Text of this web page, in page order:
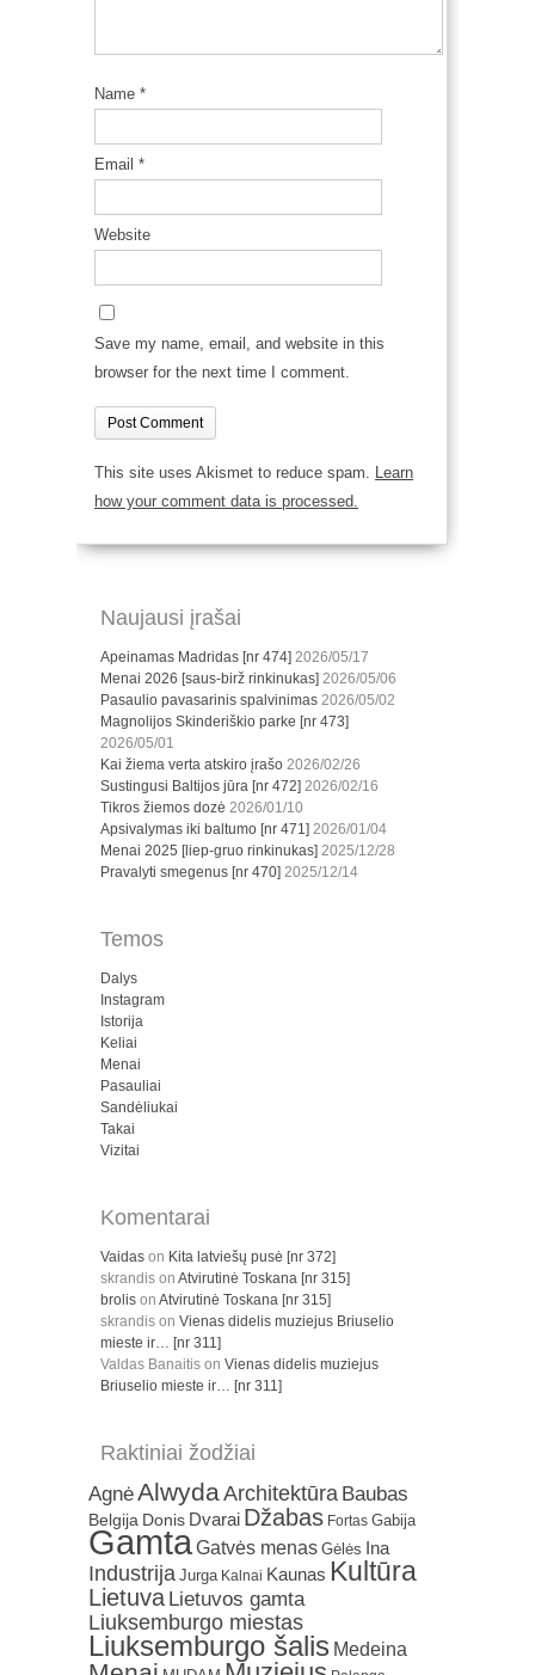
Name *
Email *
Website
Save my name, email, and website in this
browser for the next time I comment.
This site uses Akismet to reduce spam.
Learn
how your comment data is processed.
Naujausi įrašai
Apeinamas Madridas [nr 474] 2026/05/17
Menai 2026 [saus-birž rinkinukas] 2026/05/06
Pasaulio pavasarinis spalvinimas 2026/05/02
Magnolijos Skinderiškio parke [nr 473]
2026/05/01
Kai žiema verta atskiro įrašo 2026/02/26
Sustingusi Baltijos jūra [nr 472] 2026/02/16
Tikros žiemos dozė 2026/01/10
Apsivalymas iki baltumo [nr 471] 2026/01/04
Menai 2025 [liep-gruo rinkinukas] 2025/12/28
Pravalyti smegenus [nr 470] 2025/12/14
Temos
Dalys
Instagram
Istorija
Keliai
Menai
Pasauliai
Sandėliukai
Takai
Vizitai
Komentarai
Vaidas on Kita latviešų pusė [nr 372]
skrandis on Atvirutinė Toskana [nr 315]
brolis on Atvirutinė Toskana [nr 315]
skrandis on Vienas didelis muziejus Briuselio
mieste ir… [nr 311]
Valdas Banaitis on Vienas didelis muziejus
Briuselio mieste ir… [nr 311]
Raktiniai žodžiai
AgnėAlwydaArchitektūra Baubas
Belgija Donis Dvarai Džabas Fortas Gabija
GamtaGatvės menas Gėlės Ina
Industrija Jurga Kalnai Kaunas Kultūra
Lietuva Lietuvos gamta
Liuksemburgo miestas
Liuksemburgo šalis Medeina